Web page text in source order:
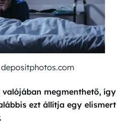
megmenthető, így
ezt állítja egy elismert